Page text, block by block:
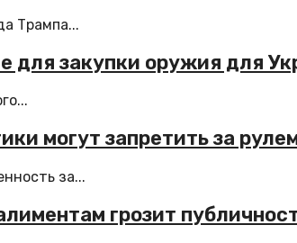
Трампа...
для закупки оружия для
могут запретить за
за...
грозит